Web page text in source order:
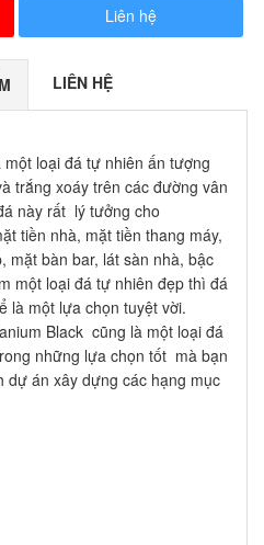
Liên hệ
LIÊN HỆ
loại đá tự nhiên ấn tượng
trắng xoáy trên các đường vân
này rất lý tưởng cho
tiền nhà, mặt tiền thang máy,
mặt bàn bar, lát sàn nhà, bậc
một loại đá tự nhiên đẹp thì đá
là một lựa chọn tuyệt vời.
Black cũng là một loại đá
những lựa chọn tốt mà bạn
dự án xây dựng các hạng mục